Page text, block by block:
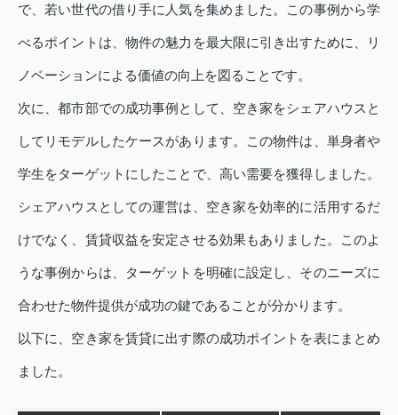
で、若い世代の借り手に人気を集めました。この事例から学
べるポイントは、物件の魅力を最大限に引き出すために、リ
ノベーションによる価値の向上を図ることです。
次に、都市部での成功事例として、空き家をシェアハウスと
してリモデルしたケースがあります。この物件は、単身者や
学生をターゲットにしたことで、高い需要を獲得しました。
シェアハウスとしての運営は、空き家を効率的に活用するだ
けでなく、賃貸収益を安定させる効果もありました。このよ
うな事例からは、ターゲットを明確に設定し、そのニーズに
合わせた物件提供が成功の鍵であることが分かります。
以下に、空き家を賃貸に出す際の成功ポイントを表にまとめ
ました。